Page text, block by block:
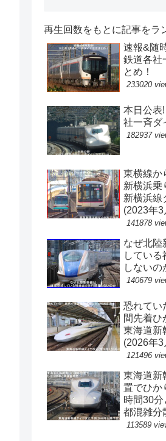
再生回数をもとに記事をラ
速報&随
鉄道各社
とめ！
233020
本日公表
社一斉ダ
182937
東横線か
新横浜
新横浜線
(2023年3
141878
なぜ北陸
している
しないの
140679
恐れてい
間先着
東海道新
(2026年
121496
東海道新
置でひか
時間30
都混雑
幹線ダイ
113589